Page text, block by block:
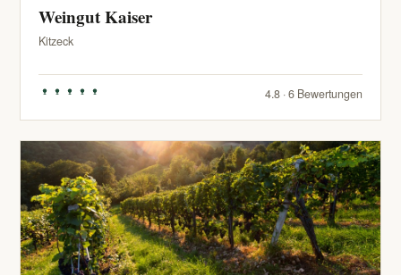
Weingut Kaiser
Kitzeck
4.8 · 6 Bewertungen